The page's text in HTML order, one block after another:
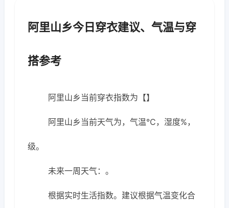
阿里山乡今日穿衣建议、气温与穿
搭参考
阿里山乡当前穿衣指数为【】
阿里山乡当前天气为，气温℃，湿度%，
级。
未来一周天气：。
根据实时生活指数。建议根据气温变化合